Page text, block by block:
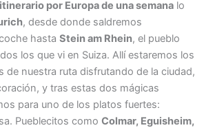
itinerario por Europa de una semana lo
, desde donde saldremos
hasta Stein am Rhein, el pueblo
los que vi en Suiza. Allí estaremos los
de nuestra ruta disfrutando de la ciudad,
y tras estas dos mágicas
para uno de los platos fuertes:
Pueblecitos como Colmar, Eguisheim,